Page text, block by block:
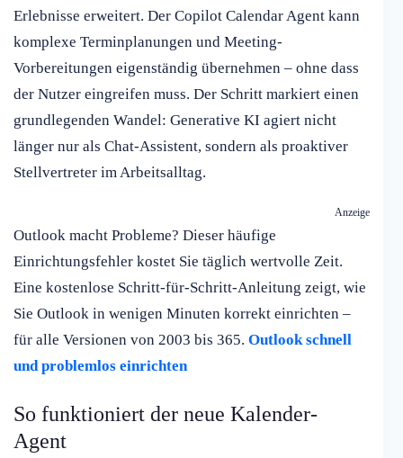
Erlebnisse erweitert. Der Copilot Calendar Agent kann
komplexe Terminplanungen und Meeting-
Vorbereitungen eigenständig übernehmen – ohne dass
der Nutzer eingreifen muss. Der Schritt markiert einen
grundlegenden Wandel: Generative KI agiert nicht
länger nur als Chat-Assistent, sondern als proaktiver
Stellvertreter im Arbeitsalltag.
Anzeige
Outlook macht Probleme? Dieser häufige
Einrichtungsfehler kostet Sie täglich wertvolle Zeit.
Eine kostenlose Schritt-für-Schritt-Anleitung zeigt, wie
Sie Outlook in wenigen Minuten korrekt einrichten –
für alle Versionen von 2003 bis 365. Outlook schnell
und problemlos einrichten
So funktioniert der neue Kalender-
Agent